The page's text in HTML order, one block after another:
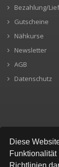
Diese
Bezahlung/
Gutscheine
Nähkurse
Newsletter
AGB
Datenschutz
SICHERE